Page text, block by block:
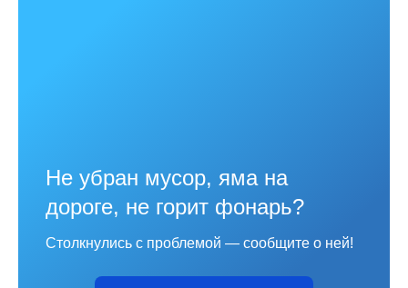
Не убран мусор, яма на
дороге, не горит фонарь?
Столкнулись с проблемой — сообщите о ней!